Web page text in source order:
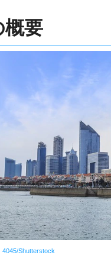
概要
4045/Shutterstock